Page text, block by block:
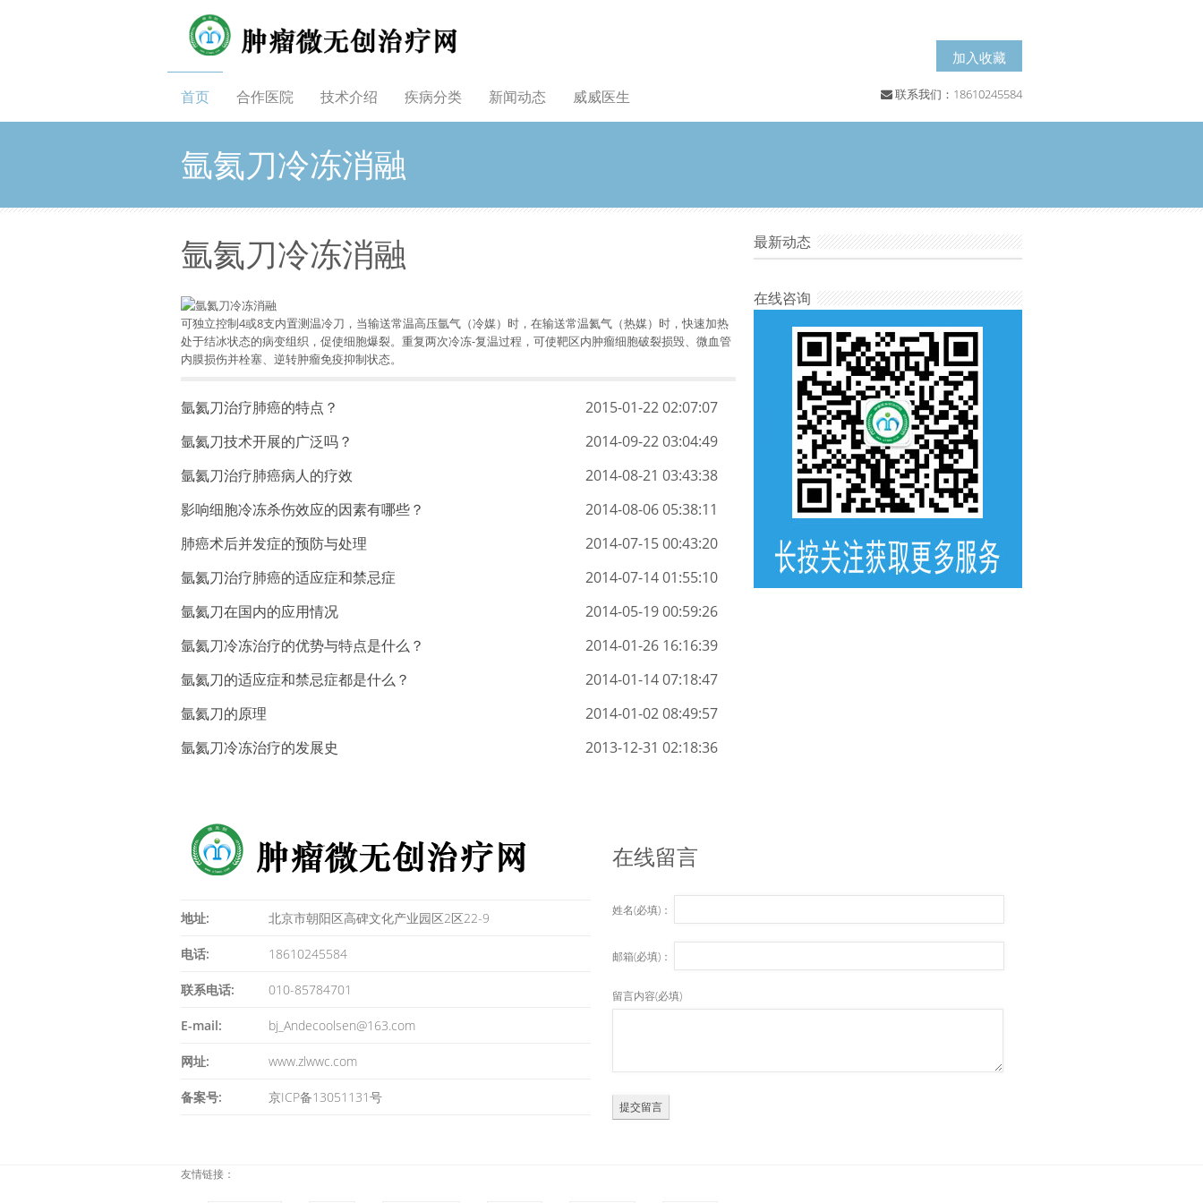
加入收藏
首页 合作医院 技术介绍 疾病分类 新闻动态 威威医生 联系我们：18610245584
氩氦刀冷冻消融
氩氦刀冷冻消融
可独立控制4或8支内置测温冷刀，当输送常温高压氩气（冷媒）时，在输送常温氦气（热媒）时，快速加热
处于结冰状态的病变组织，促使细胞爆裂。重复两次冷冻-复温过程，可使靶区内肿瘤细胞破裂损毁、微血管
内膜损伤并栓塞、逆转肿瘤免疫抑制状态。
2015-01-22 02:07:07
氩氦刀治疗肺癌的特点？
2014-09-22 03:04:49
氩氦刀技术开展的广泛吗？
2014-08-21 03:43:38
氩氦刀治疗肺癌病人的疗效
2014-08-06 05:38:11
影响细胞冷冻杀伤效应的因素有哪些？
2014-07-15 00:43:20
肺癌术后并发症的预防与处理
2014-07-14 01:55:10
氩氦刀治疗肺癌的适应症和禁忌症
2014-05-19 00:59:26
氩氦刀在国内的应用情况
2014-01-26 16:16:39
氩氦刀冷冻治疗的优势与特点是什么？
2014-01-14 07:18:47
氩氦刀的适应症和禁忌症都是什么？
2014-01-02 08:49:57
氩氦刀的原理
2013-12-31 02:18:36
氩氦刀冷冻治疗的发展史
最新动态
在线咨询
地址: 北京市朝阳区高碑文化产业园区2区22-9
电话: 18610245584
联系电话: 010-85784701
E-mail: bj_Andecoolsen@163.com
网址: www.zlwwc.com
备案号: 京ICP备13051131号
在线留言
姓名(必填)：
邮箱(必填)：
留言内容(必填)
友情链接：